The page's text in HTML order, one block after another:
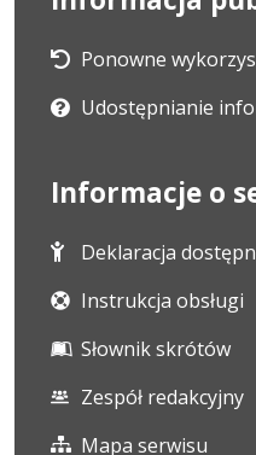
Ponowne
Udostępnianie
Informacje o
Deklaracja
Instrukcja obsługi
Słownik skrótów
Zespół redakcyjny
Mapa serwisu